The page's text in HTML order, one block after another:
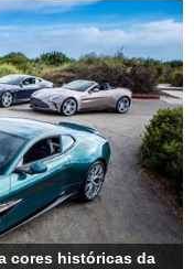
cores históricas da